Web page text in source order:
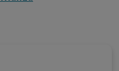
informativo,
y decidir, en cada
adecuado a las